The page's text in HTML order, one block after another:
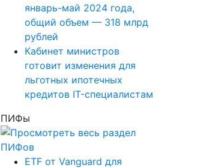
январь-май 2024 года,
общий объем — 318 млрд
рублей
Кабинет министров
готовит изменения для
льготных ипотечных
кредитов IT-специалистам
ПИФы
ETF от Vanguard для